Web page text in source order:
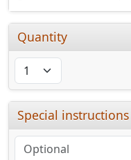
Quantity
Special instructions